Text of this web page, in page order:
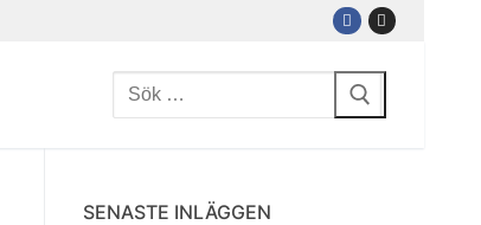
Sök:
SENASTE INLÄGGEN